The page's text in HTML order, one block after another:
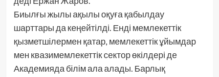
Биылғы жылы ақылы оқуға қабылдау
шарттары да кеңейтілді. Енді мемлекеттік
қызметшілермен қатар, мемлекеттік ұйымдар
мен квазимемлекеттік сектор өкілдері де
Академияда білім ала алады. Барлық